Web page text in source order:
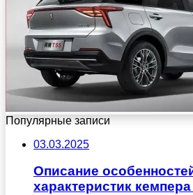
Популярные записи
03.03.2025
Описание
характеристик